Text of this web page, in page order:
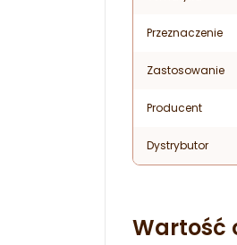
Przeznaczenie
Zastosowanie
Producent
Dystrybutor
Wartość